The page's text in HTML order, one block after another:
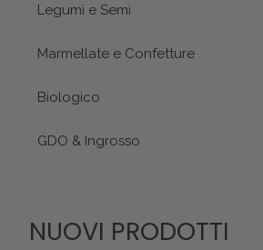
Legumi e Semi
Marmellate e Confetture
Biologico
GDO & Ingrosso
NUOVI PRODOTTI